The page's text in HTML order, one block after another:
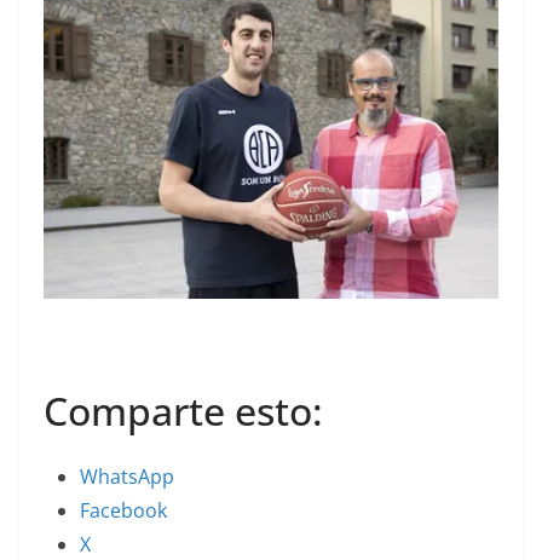
Comparte esto:
WhatsApp
Facebook
X